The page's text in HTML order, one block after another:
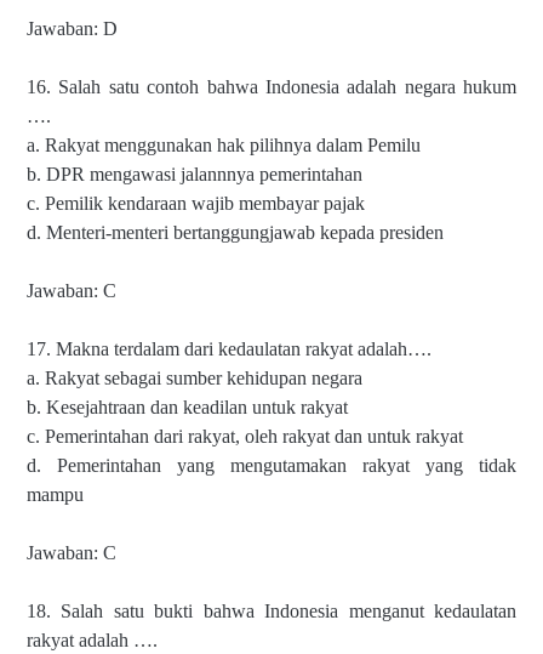
Jawaban: D
16. Salah satu contoh bahwa Indonesia adalah negara hukum
….
a. Rakyat menggunakan hak pilihnya dalam Pemilu
b. DPR mengawasi jalannnya pemerintahan
c. Pemilik kendaraan wajib membayar pajak
d. Menteri-menteri bertanggungjawab kepada presiden
Jawaban: C
17. Makna terdalam dari kedaulatan rakyat adalah….
a. Rakyat sebagai sumber kehidupan negara
b. Kesejahtraan dan keadilan untuk rakyat
c. Pemerintahan dari rakyat, oleh rakyat dan untuk rakyat
d. Pemerintahan yang mengutamakan rakyat yang tidak
mampu
Jawaban: C
18. Salah satu bukti bahwa Indonesia menganut kedaulatan
rakyat adalah ….